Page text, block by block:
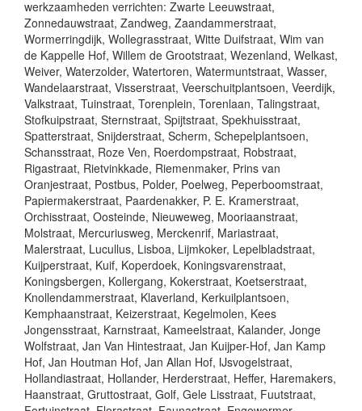
werkzaamheden verrichten: Zwarte Leeuwstraat,
Zonnedauwstraat, Zandweg, Zaandammerstraat,
Wormerringdijk, Wollegrasstraat, Witte Duifstraat, Wim van
de Kappelle Hof, Willem de Grootstraat, Wezenland, Welkast,
Weiver, Waterzolder, Watertoren, Watermuntstraat, Wasser,
Wandelaarstraat, Visserstraat, Veerschuitplantsoen, Veerdijk,
Valkstraat, Tuinstraat, Torenplein, Torenlaan, Talingstraat,
Stofkuipstraat, Sternstraat, Spijtstraat, Spekhuisstraat,
Spatterstraat, Snijderstraat, Scherm, Schepelplantsoen,
Schansstraat, Roze Ven, Roerdompstraat, Robstraat,
Rigastraat, Rietvinkkade, Riemenmaker, Prins van
Oranjestraat, Postbus, Polder, Poelweg, Peperboomstraat,
Papiermakerstraat, Paardenakker, P. E. Kramerstraat,
Orchisstraat, Oosteinde, Nieuweweg, Mooriaanstraat,
Molstraat, Mercuriusweg, Merckenrif, Mariastraat,
Malerstraat, Lucullus, Lisboa, Lijmkoker, Lepelbladstraat,
Kuijperstraat, Kuif, Koperdoek, Koningsvarenstraat,
Koningsbergen, Kollergang, Kokerstraat, Koetserstraat,
Knollendammerstraat, Klaverland, Kerkuilplantsoen,
Kemphaanstraat, Keizerstraat, Kegelmolen, Kees
Jongensstraat, Karnstraat, Kameelstraat, Kalander, Jonge
Wolfstraat, Jan Van Hintestraat, Jan Kuijper-Hof, Jan Kamp
Hof, Jan Houtman Hof, Jan Allan Hof, IJsvogelstraat,
Hollandiastraat, Hollander, Herderstraat, Heffer, Haremakers,
Haanstraat, Gruttostraat, Golf, Gele Lisstraat, Fuutstraat,